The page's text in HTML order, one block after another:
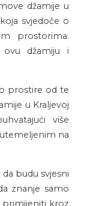
džamije u
svjedoče o
prostorima.
džamiju i
prostire od te
u Kraljevoj
više
na
budu svjesni
znanje samo
primijeniti kroz